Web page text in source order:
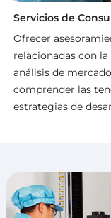
Servicios de
Ofrecer
relacionadas con
análisis de
comprender las
estrategias de